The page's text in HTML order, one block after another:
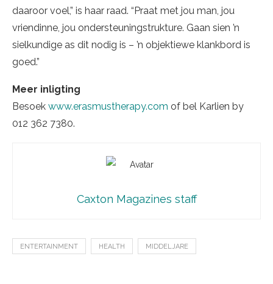
daaroor voel,” is haar raad. “Praat met jou man, jou
vriendinne, jou ondersteuningstrukture. Gaan sien ’n
sielkundige as dit nodig is – ’n objektiewe klankbord is
goed.”
Meer inligting
Besoek www.erasmustherapy.com of bel Karlien by
012 362 7380.
Caxton Magazines staff
ENTERTAINMENT HEALTH MIDDELJARE